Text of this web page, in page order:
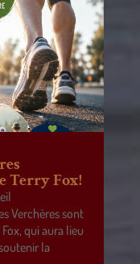
Terry Fox!
Verchères sont
qui aura lieu
la